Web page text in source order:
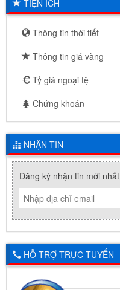
TIỆN ÍCH
Thông tin thời tiết
Thông tin giá vàng
Tỷ giá ngoại tệ
Chứng khoán
NHẬN TIN
Đăng ký nhận tin mới nhất
HỖ TRỢ TRỰC TUYẾN